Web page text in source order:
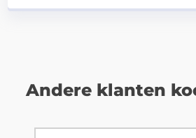
Andere klanten